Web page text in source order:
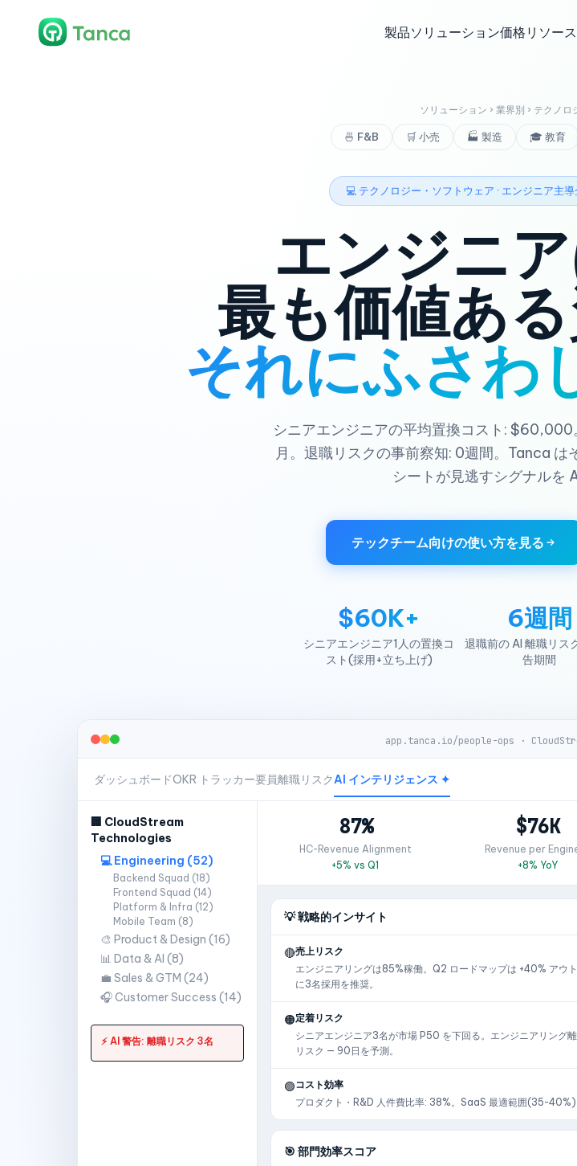
製品ソリューション価格 リソース
ソリューション › 業界別 › テクノ
🍜 F&B 🛒 小売 🏭 製造 🎓 教育
💻 テクノロジー・ソフトウェア · エンジニア主
エンジニ
最も価値ある
それにふさわ
シニアエンジニアの平均置換コスト:
月。退職リスクの事前察知: 0週間。Tanca
シートが見逃すシグナルを
テックチーム向けの使い方を見る
$60K+
シニアエンジニア1人の置換コ
スト(採用+立ち上げ)
6週間
退職前の AI 離職リス
告期間
app.tanca.io/people-ops ·
ダッシュボードOKR トラッカー要員離職リスクAI インテリジェンス ✦
🏢 CloudStream
Technologies
💻 Engineering (52)
Backend Squad (18)
Frontend Squad (14)
Platform & Infra (12)
Mobile Team (8)
🎨 Product & Design (16)
📊 Data & AI (8)
💼 Sales & GTM (24)
🎧 Customer Success (14)
⚡ AI 警告: 離職リスク 3名
87%
HC-Revenue Alignment
+5% vs Q1
$76K
Revenue per
+8% YoY
💡 戦略的インサイト
🔴売上リスク
エンジニアリングは85%稼働。Q2 ロードマップは +40% アウ
に3名採用を推奨。
🟠定着リスク
シニアエンジニア3名が市場 P50 を下回る。エンジニアリング
リスク — 90日を予測。
🟢コスト効率
プロダクト・R&D 人件費比率: 38%。SaaS 最適範囲(35-40%)
🎯 部門効率スコア